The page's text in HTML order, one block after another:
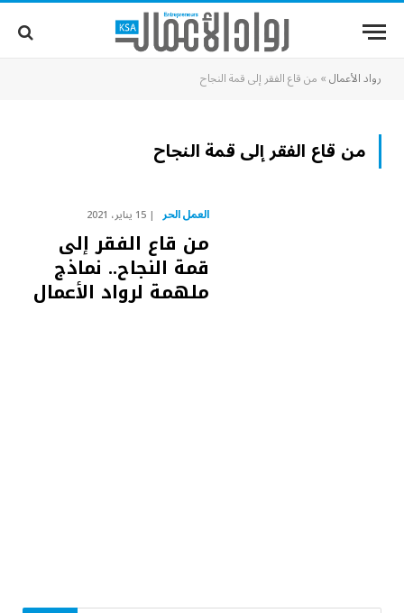
رواد الأعمال» من قاع الفقر إلى قمة النجاح
من قاع الفقر إلى قمة النجاح
العمل الحر 15 يناير، 2021
من قاع الفقر إلى
قمة النجاح.. نماذج
ملهمة لرواد الأعمال